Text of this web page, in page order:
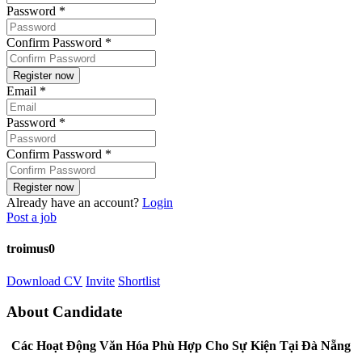
Password *
Confirm Password *
Email *
Password *
Confirm Password *
Already have an account? Login
Post a job
troimus0
Download CV Invite Shortlist
About Candidate
Các Hoạt Động Văn Hóa Phù Hợp Cho Sự Kiện Tại Đà Nẵng